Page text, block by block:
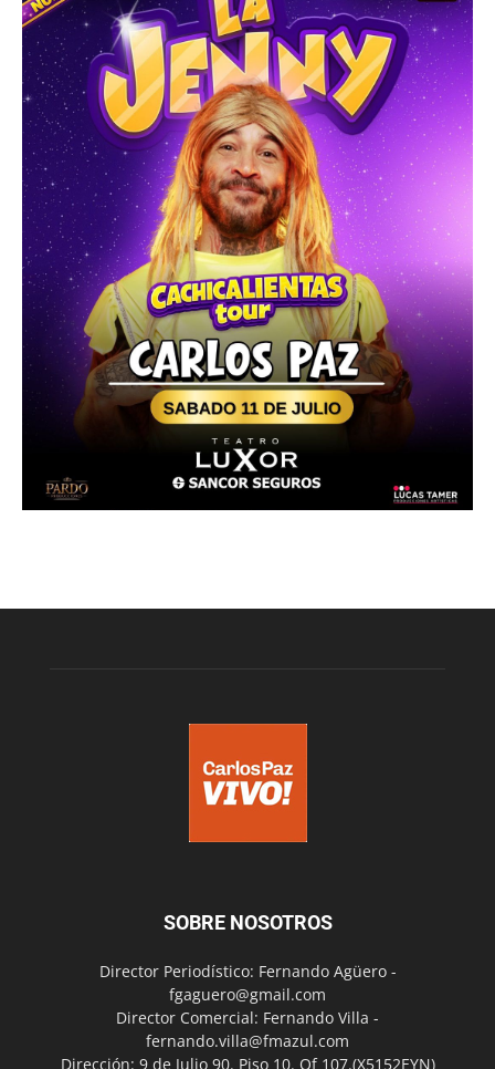
SOBRE NOSOTROS
Director Periodístico: Fernando Agüero -
fgaguero@gmail.com
Director Comercial: Fernando Villa -
fernando.villa@fmazul.com
Dirección: 9 de Julio 90. Piso 10. Of 107.(X5152EYN)